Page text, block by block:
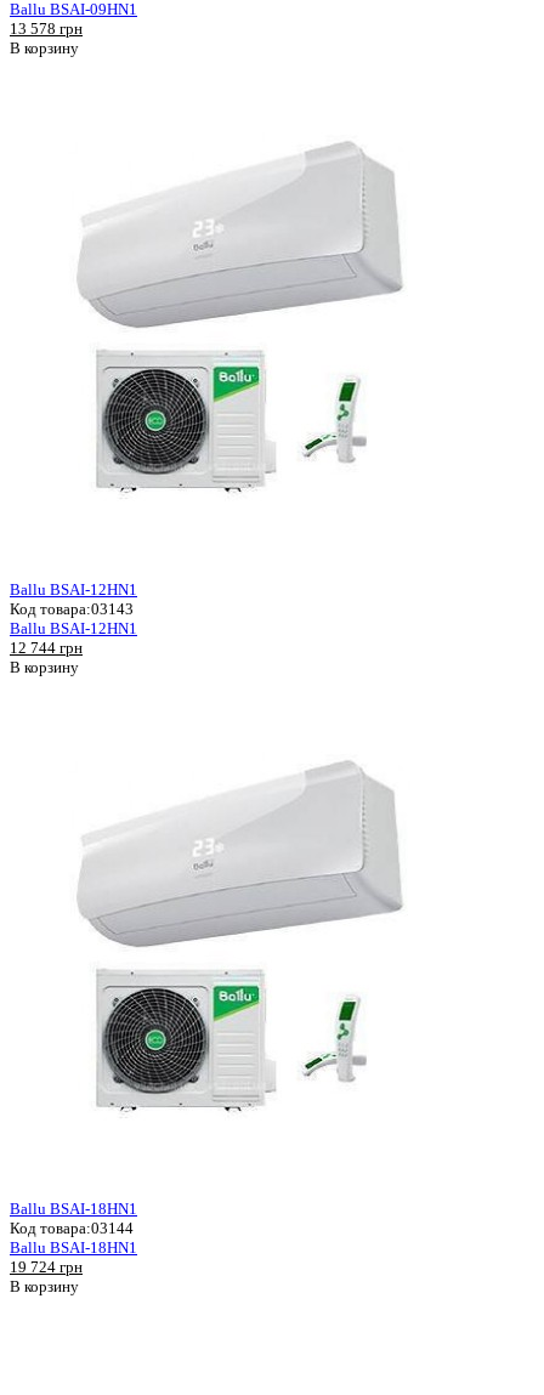
Ballu BSAI-09HN1
13 578 грн
В корзину
Ballu BSAI-12HN1
Код товара:03143
Ballu BSAI-12HN1
12 744 грн
В корзину
Ballu BSAI-18HN1
Код товара:03144
Ballu BSAI-18HN1
19 724 грн
В корзину